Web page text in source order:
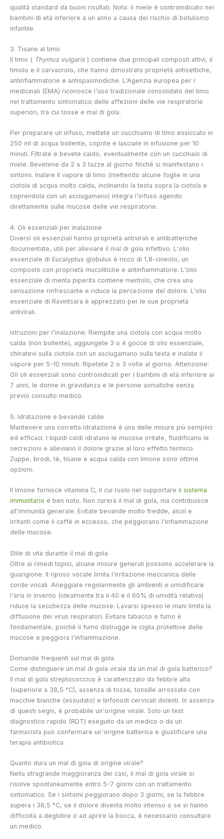
qualità standard dà buoni risultati. Nota: il miele è controindicato nei
bambini di età inferiore a un anno a causa del rischio di botulismo
infantile.
3. Tisane al timo
Il timo ( Thymus vulgaris ) contiene due principali composti attivi, il
timolo e il carvacrolo, che hanno dimostrato proprietà antisettiche,
antinfiammatorie e antispasmodiche. L'Agenzia europea per i
medicinali (EMA) riconosce l'uso tradizionale consolidato del timo
nel trattamento sintomatico delle affezioni delle vie respiratorie
superiori, tra cui tosse e mal di gola.
Per preparare un infuso, mettete un cucchiaino di timo essiccato in
250 ml di acqua bollente, coprite e lasciate in infusione per 10
minuti. Filtrate e bevete caldo, eventualmente con un cucchiaio di
miele. Bevetene da 2 a 3 tazze al giorno finché si manifestano i
sintomi. Inalare il vapore di timo (mettendo alcune foglie in una
ciotola di acqua molto calda, inclinando la testa sopra la ciotola e
coprendola con un asciugamano) integra l'infuso agendo
direttamente sulle mucose delle vie respiratorie.
4. Oli essenziali per inalazione
Diversi oli essenziali hanno proprietà antivirali e antibatteriche
documentate, utili per alleviare il mal di gola infettivo. L'olio
essenziale di Eucalyptus globulus è ricco di 1,8-cineolo, un
composto con proprietà mucolitiche e antinfiammatorie. L'olio
essenziale di menta piperita contiene mentolo, che crea una
sensazione rinfrescante e riduce la percezione del dolore. L'olio
essenziale di Ravintsara è apprezzato per le sue proprietà
antivirali.
Istruzioni per l'inalazione: Riempite una ciotola con acqua molto
calda (non bollente), aggiungete 3 o 4 gocce di olio essenziale,
chinatevi sulla ciotola con un asciugamano sulla testa e inalate il
vapore per 5-10 minuti. Ripetete 2 o 3 volte al giorno. Attenzione:
Gli oli essenziali sono controindicati per i bambini di età inferiore ai
7 anni, le donne in gravidanza e le persone asmatiche senza
previo consulto medico.
5. Idratazione e bevande calde
Mantenere una corretta idratazione è una delle misure più semplici
ed efficaci. I liquidi caldi idratano le mucose irritate, fluidificano le
secrezioni e alleviano il dolore grazie al loro effetto termico.
Zuppe, brodi, tè, tisane e acqua calda con limone sono ottime
opzioni.
Il limone fornisce vitamina C, il cui ruolo nel supportare il sistema
immunitario è ben noto. Non curerà il mal di gola, ma contribuisce
all'immunità generale. Evitate bevande molto fredde, alcol e
irritanti come il caffè in eccesso, che peggiorano l'infiammazione
delle mucose.
Stile di vita durante il mal di gola
Oltre ai rimedi topici, alcune misure generali possono accelerare la
guarigione. Il riposo vocale limita l'irritazione meccanica delle
corde vocali. Arieggiare regolarmente gli ambienti e umidificare
l'aria in inverno (idealmente tra il 40 e il 60% di umidità relativa)
riduce la secchezza delle mucose. Lavarsi spesso le mani limita la
diffusione dei virus respiratori. Evitare tabacco e fumo è
fondamentale, poiché il fumo distrugge le ciglia protettive delle
mucose e peggiora l'infiammazione.
Domande frequenti sul mal di gola
Come distinguere un mal di gola virale da un mal di gola batterico?
Il mal di gola streptococcico è caratterizzato da febbre alta
(superiore a 38,5 °C), assenza di tosse, tonsille arrossate con
macchie bianche (essudato) e linfonodi cervicali dolenti. In assenza
di questi segni, è probabile un'origine virale. Solo un test
diagnostico rapido (RDT) eseguito da un medico o da un
farmacista può confermare un'origine batterica e giustificare una
terapia antibiotica.
Quanto dura un mal di gola di origine virale?
Nella stragrande maggioranza dei casi, il mal di gola virale si
risolve spontaneamente entro 5-7 giorni con un trattamento
sintomatico. Se i sintomi peggiorano dopo 3 giorni, se la febbre
supera i 38,5 °C, se il dolore diventa molto intenso o se si hanno
difficoltà a deglutire o ad aprire la bocca, è necessario consultare
un medico.